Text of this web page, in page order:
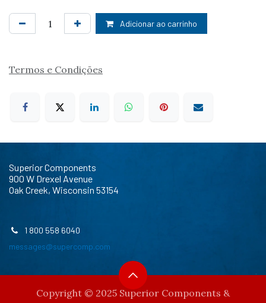
Adicionar ao carrinho
Termos e Condições
Superior Components
900 W Drexel Avenue
Oak Creek, Wisconsin 53154
1 800 558 6040
messages@supercomp.com
Copyright © 2025 Superior Components &